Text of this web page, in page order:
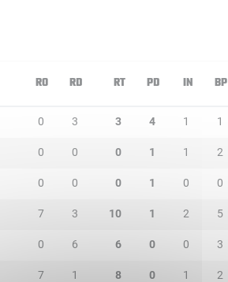
RO RD RT PD IN BP
0 3 3 4 1 1
0 0 0 1 1 2
0 0 0 1 0 0
7 3 10 1 2 5
0 6 6 0 0 3
7 1 8 0 1 2